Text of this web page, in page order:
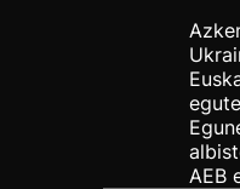
AEB